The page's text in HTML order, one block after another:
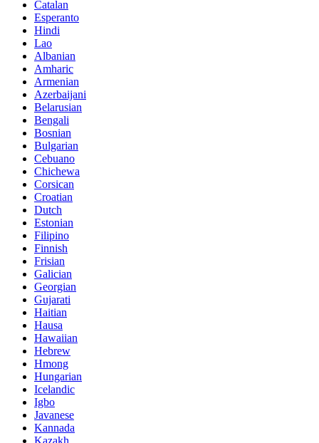
Catalan
Esperanto
Hindi
Lao
Albanian
Amharic
Armenian
Azerbaijani
Belarusian
Bengali
Bosnian
Bulgarian
Cebuano
Chichewa
Corsican
Croatian
Dutch
Estonian
Filipino
Finnish
Frisian
Galician
Georgian
Gujarati
Haitian
Hausa
Hawaiian
Hebrew
Hmong
Hungarian
Icelandic
Igbo
Javanese
Kannada